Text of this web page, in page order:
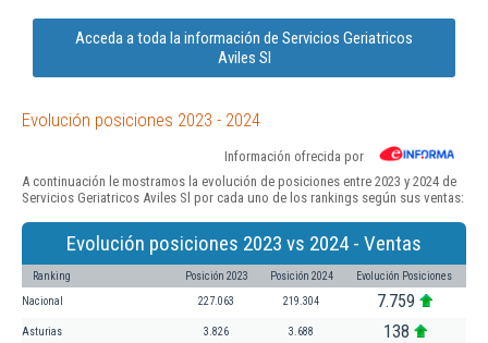
Acceda a toda la información de Servicios Geriatricos
Aviles Sl
Evolución posiciones 2023 - 2024
Información ofrecida por
A continuación le mostramos la evolución de posiciones entre 2023 y 2024 de
Servicios Geriatricos Aviles Sl por cada uno de los rankings según sus ventas:
Evolución posiciones 2023 vs 2024 - Ventas
Ranking Posición 2023 Posición 2024 Evolución Posiciones
Nacional 227.063 219.304 7.759
Asturias 3.826 3.688 138